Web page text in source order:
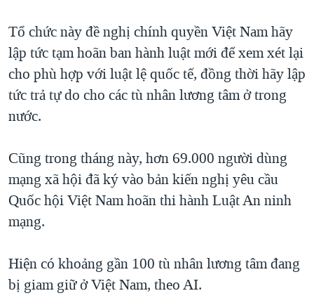
Tổ chức này đề nghị chính quyền Việt Nam hãy
lập tức tạm hoãn ban hành luật mới để xem xét lại
cho phù hợp với luật lệ quốc tế, đồng thời hãy lập
tức trả tự do cho các tù nhân lương tâm ở trong
nước.
Cũng trong tháng này, hơn 69.000 người dùng
mạng xã hội đã ký vào bản kiến nghị yêu cầu
Quốc hội Việt Nam hoãn thi hành Luật An ninh
mạng.
Hiện có khoảng gần 100 tù nhân lương tâm đang
bị giam giữ ở Việt Nam, theo AI.